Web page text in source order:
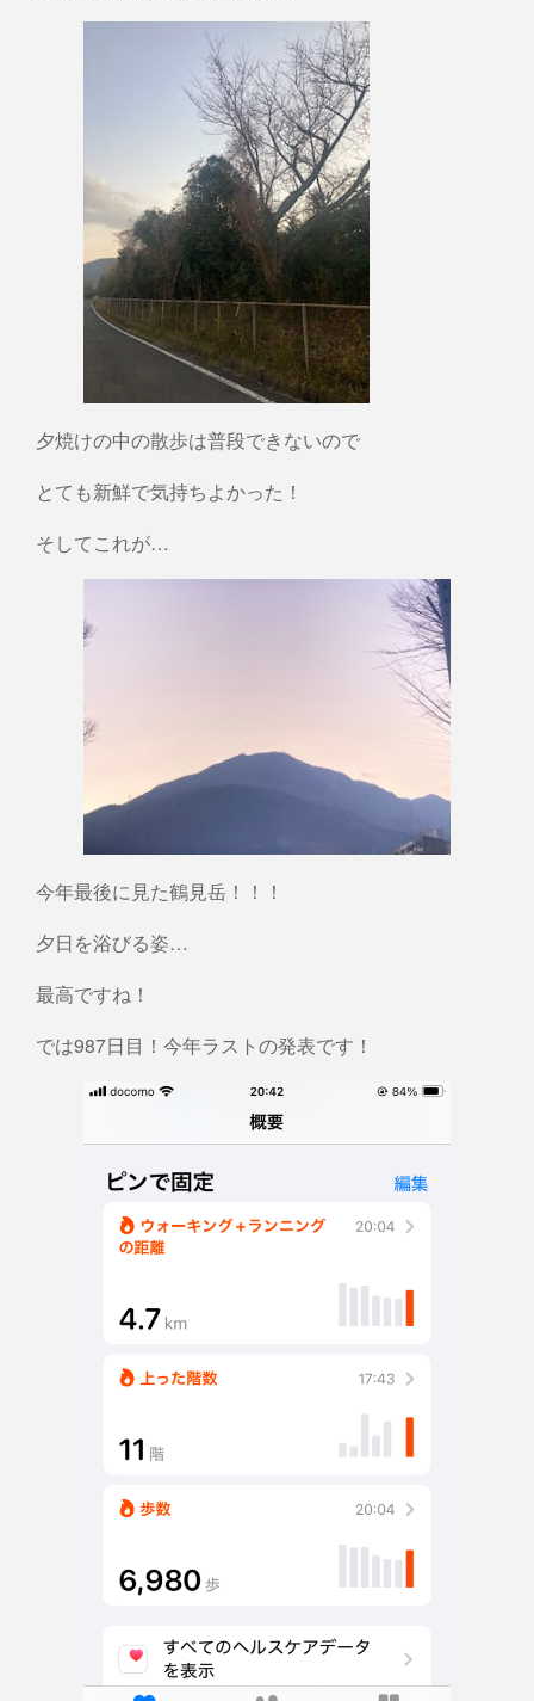
夕焼けの中の散歩は普段できないので
とても新鮮で気持ちよかった！
そしてこれが…
今年最後に見た鶴見岳！！！
夕日を浴びる姿…
最高ですね！
では987日目！今年ラストの発表です！